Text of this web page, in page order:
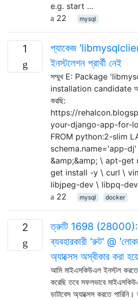
e.g. start …
22
mysql
1
প্যাকেজ
ইনস্টলেশন প্রার্থী নেই
সম্মুখ E: Package
installation candidate আমি
করছি:
https://
your-django-app-for-
FROM python:2-slim
schema.name='app-
&amp;&amp; \ apt-get
get install -y \ curl \
libjpeg-dev \ libpq-
22
mysql docker
2
ত্রুটি 1698 (28000):
ব্যবহারকারী 'রুট' @
অ্যাক্সেস অস্বীকার করা
আমি মাইএসকিউএল ইনস্টল করতে
করেছি তবে সফলভাবে
ডাটাবেস অ্যাক্সেস করতে